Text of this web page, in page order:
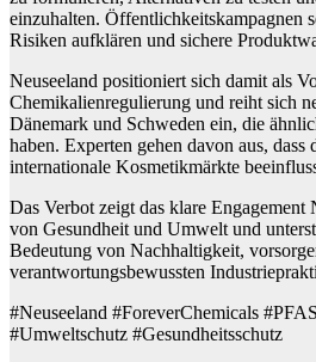
einzuhalten. Öffentlichkeitskampagnen
Risiken aufklären und sichere
Neuseeland positioniert sich damit als
Chemikalienregulierung und reiht sich
Dänemark und Schweden ein, die
haben. Experten gehen davon aus, dass
internationale Kosmetikmärkte
Das Verbot zeigt das klare Engagement
von Gesundheit und Umwelt und
Bedeutung von Nachhaltigkeit,
verantwortungsbewussten
#Neuseeland #ForeverChemicals
#Umweltschutz #Gesundheitsschutz